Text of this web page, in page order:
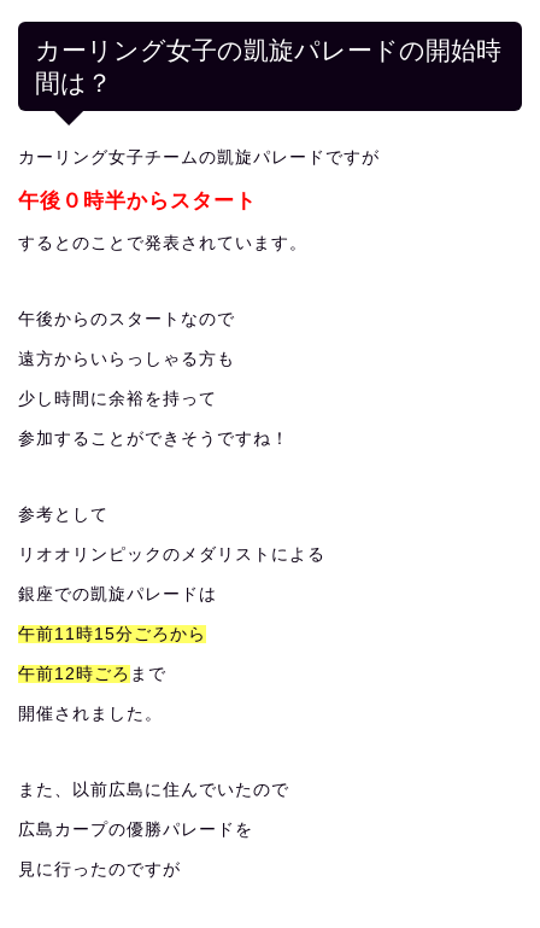
カーリング女子の凱旋パレードの開始時
間は？
カーリング女子チームの凱旋パレードですが
午後０時半からスタート
するとのことで発表されています。
午後からのスタートなので
遠方からいらっしゃる方も
少し時間に余裕を持って
参加することができそうですね！
参考として
リオオリンピックのメダリストによる
銀座での凱旋パレードは
午前11時15分ごろから
午前12時ごろ まで
開催されました。
また、以前広島に住んでいたので
広島カープの優勝パレードを
見に行ったのですが